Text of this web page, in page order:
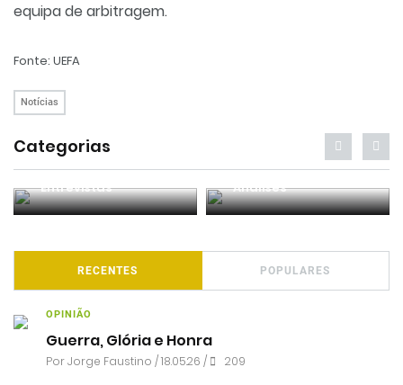
equipa de arbitragem.
Fonte: UEFA
Notícias
Categorias
Entrevistas Análises
RECENTES POPULARES
OPINIÃO
Guerra, Glória e Honra
PorJorge Faustino / 18.05.26 / 209